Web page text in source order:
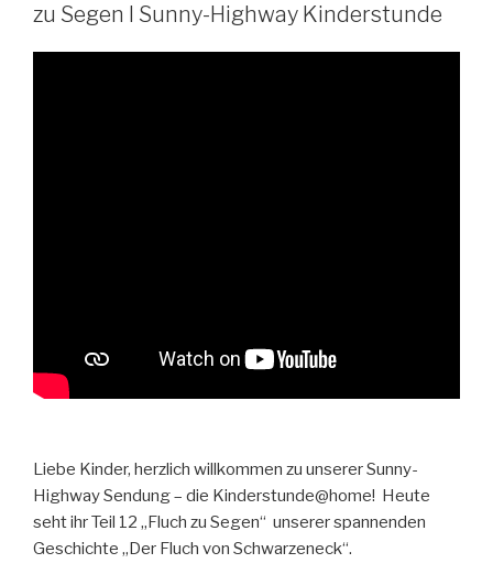
zu Segen I Sunny-Highway Kinderstunde
Liebe Kinder, herzlich willkommen zu unserer Sunny-
Highway Sendung – die Kinderstunde@home! Heute
seht ihr Teil 12 „Fluch zu Segen“ unserer spannenden
Geschichte „Der Fluch von Schwarzeneck“.